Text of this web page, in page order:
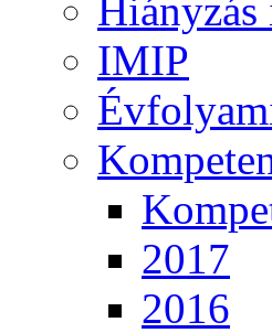
Hiányzás
IMIP
2017
2016